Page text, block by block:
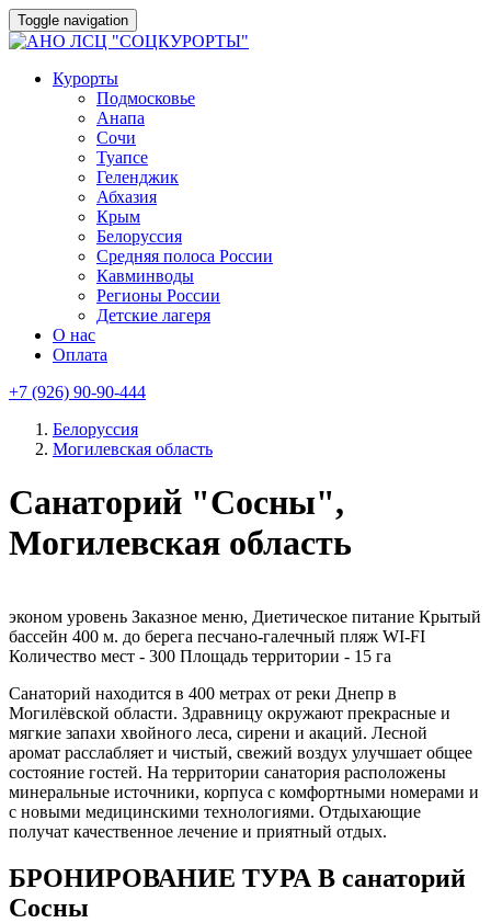
Toggle navigation
Курорты
Подмосковье
Анапа
Сочи
Туапсе
Геленджик
Абхазия
Крым
Белоруссия
Средняя полоса России
Кавминводы
Регионы России
Детские лагеря
О нас
Оплата
+7 (926) 90-90-444
Белоруссия
Могилевская область
Санаторий "Сосны",
Могилевская область
эконом уровень Заказное меню, Диетическое питание Крытый
бассейн 400 м. до берега песчано-галечный пляж WI-FI
Количество мест - 300 Площадь территории - 15 га
Санаторий находится в 400 метрах от реки Днепр в
Могилёвской области. Здравницу окружают прекрасные и
мягкие запахи хвойного леса, сирени и акаций. Лесной
аромат расслабляет и чистый, свежий воздух улучшает общее
состояние гостей. На территории санатория расположены
минеральные источники, корпуса с комфортными номерами и
с новыми медицинскими технологиями. Отдыхающие
получат качественное лечение и приятный отдых.
БРОНИРОВАНИЕ ТУРА В санаторий
Сосны